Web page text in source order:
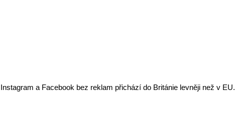
Instagram a Facebook bez reklam přichází do Británie levněji než v EU.